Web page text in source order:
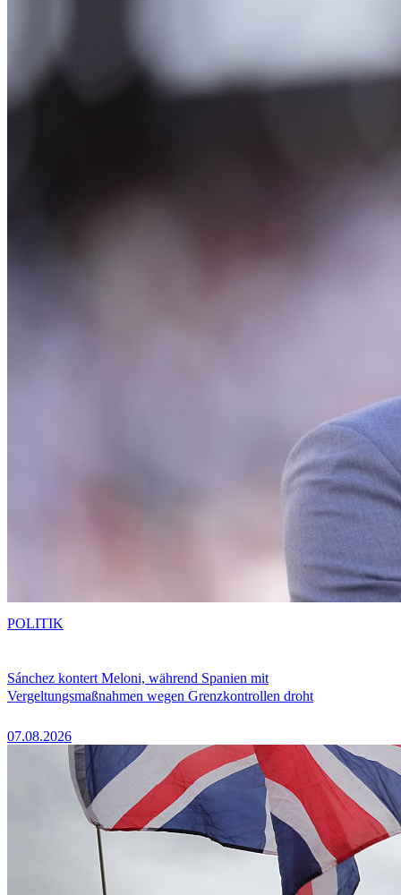
Sánchez kontert Meloni, während Spanien mit
Vergeltungsmaßnahmen wegen Grenzkontrollen droht
07.08.2026
POLITIK